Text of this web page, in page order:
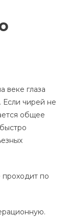
веке глаза
чирей не
общее
проходит по